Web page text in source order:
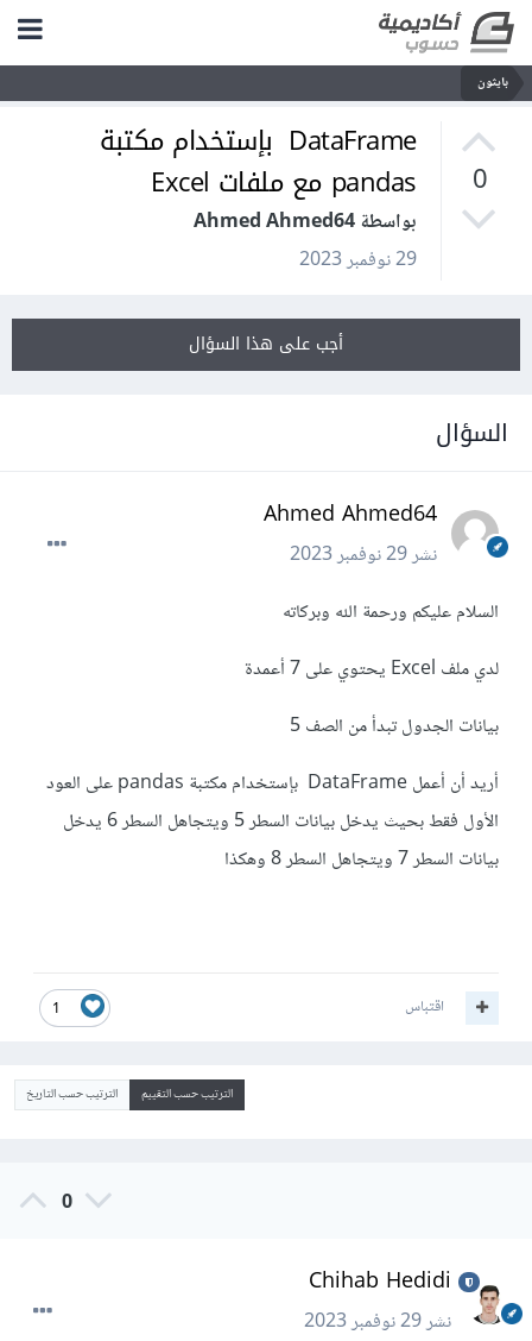
بايثون
0
DataFrame بإستخدام مكتبة
pandas مع ملفات Excel
بواسطة Ahmed Ahmed64
29 نوفمبر 2023
أجب على هذا السؤال
السؤال
Ahmed Ahmed64
نشر29 نوفمبر 2023
السلام عليكم ورحمة الله وبركاته
لدي ملف Excel يحتوي على 7 أعمدة
بيانات الجدول تبدأ من الصف 5
أريد أن أعمل DataFrame بإستخدام مكتبة pandas على العود
الأول فقط بحيث يدخل بيانات السطر 5 ويتجاهل السطر 6 يدخل
بيانات السطر 7 ويتجاهل السطر 8 وهكذا
1 اقتباس
الترتيب حسب التقييم الترتيب حسب التاريخ
0
Chihab Hedidi
نشر29 نوفمبر 2023